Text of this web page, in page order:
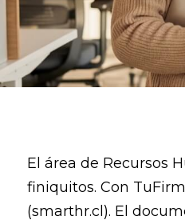
El área de Recursos
finiquitos. Con
(smarthr.cl). El